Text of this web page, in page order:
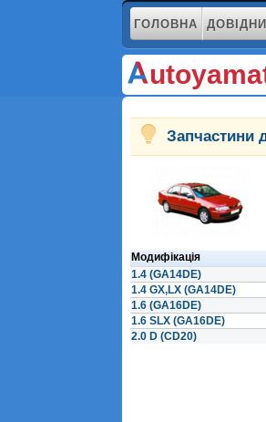
ГОЛОВНА
Запчастини
Модифікація
1.4 (GA14DE)
1.4 GX,LX (GA14DE)
1.6 (GA16DE)
1.6 SLX (GA16DE)
2.0 D (CD20)